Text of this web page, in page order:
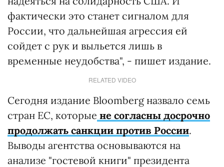
фактически это станет сигналом для
России, что дальнейшая агрессия ей
сойдет с рук и выльется лишь в
временные неудобства", - пишет издание.
RELATED VIDEO
Сегодня издание Bloomberg назвало семь
стран ЕС, которые не согласны досрочно
продолжать санкции против России.
Выводы агентства основываются на
анализе "гостевой книги" президента